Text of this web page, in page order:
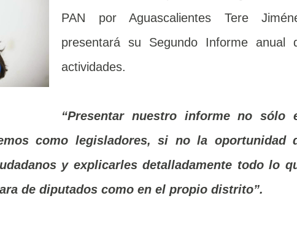
PAN por Aguascalientes Tere
presentará su Segundo Informe anual
actividades.
“Presentar nuestro informe no sólo
como legisladores, si no la oportunidad
y explicarles detalladamente todo lo
de diputados como en el propio distrito”.